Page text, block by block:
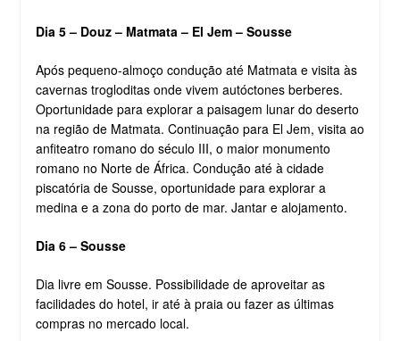
Dia 5 – Douz – Matmata – El Jem – Sousse
Após pequeno-almoço condução até Matmata e visita às
cavernas trogloditas onde vivem autóctones berberes.
Oportunidade para explorar a paisagem lunar do deserto
na região de Matmata. Continuação para El Jem, visita ao
anfiteatro romano do século III, o maior monumento
romano no Norte de África. Condução até à cidade
piscatória de Sousse, oportunidade para explorar a
medina e a zona do porto de mar. Jantar e alojamento.
Dia 6 – Sousse
Dia livre em Sousse. Possibilidade de aproveitar as
facilidades do hotel, ir até à praia ou fazer as últimas
compras no mercado local.